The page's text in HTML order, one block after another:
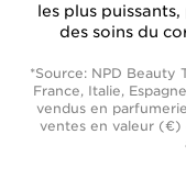
les plus
des soins du
*Source: NPD Beauty
France, Italie,
vendus en
ventes en valeur (€)